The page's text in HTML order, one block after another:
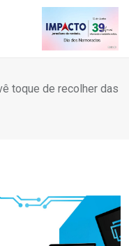
toque de recolher das